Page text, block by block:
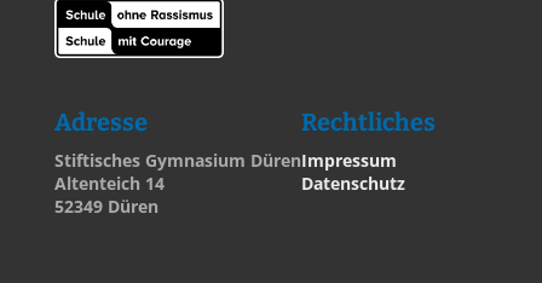
Adresse
Stiftisches Gymnasium Düren
Altenteich 14
52349 Düren
Rechtliches
Impressum
Datenschutz